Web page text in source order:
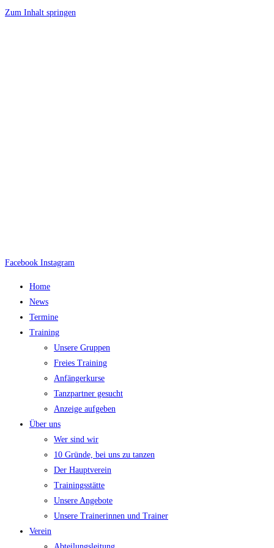
Zum Inhalt springen
Facebook Instagram
Home
News
Termine
Training
Unsere Gruppen
Freies Training
Anfängerkurse
Tanzpartner gesucht
Anzeige aufgeben
Über uns
Wer sind wir
10 Gründe, bei uns zu tanzen
Der Hauptverein
Trainingsstätte
Unsere Angebote
Unsere Trainerinnen und Trainer
Verein